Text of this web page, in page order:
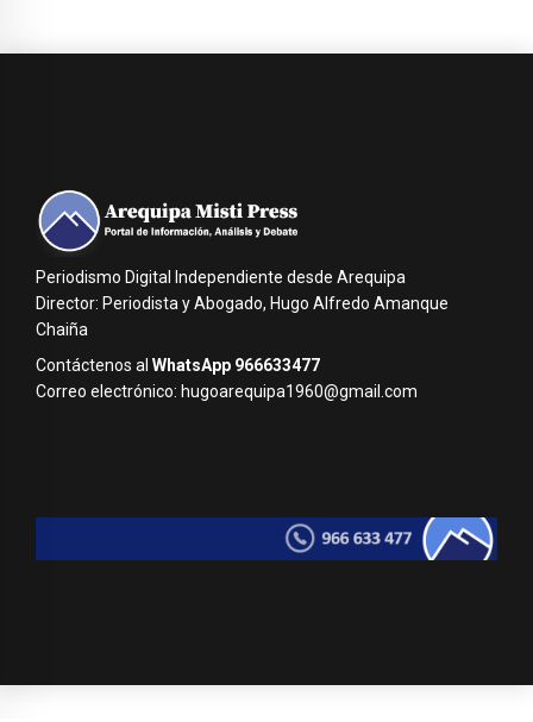
Periodismo Digital Independiente desde Arequipa
Director: Periodista y Abogado, Hugo Alfredo Amanque
Chaiña
Contáctenos al WhatsApp 966633477
Correo electrónico: hugoarequipa1960@gmail.com